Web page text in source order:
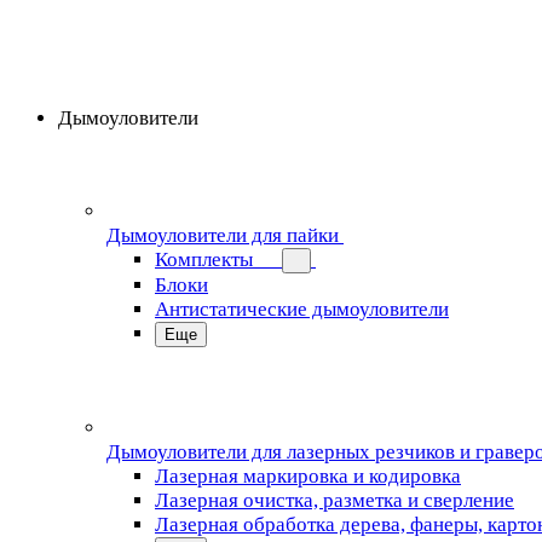
Дымоуловители
Дымоуловители для пайки
Комплекты
Блоки
Антистатические дымоуловители
Еще
Дымоуловители для лазерных резчиков и
Лазерная маркировка и кодировка
Лазерная очистка, разметка и сверление
Лазерная обработка дерева, фанеры,